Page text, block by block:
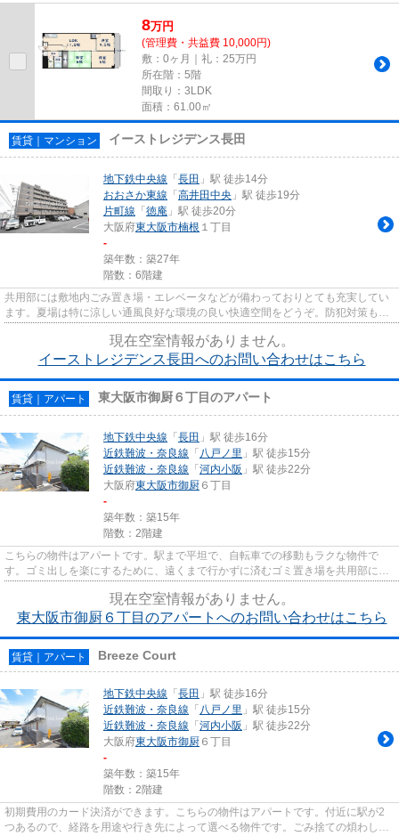
供できるマンションです。この...
8万円
(管理費・共益費 10,000円)
敷：0ヶ月｜礼：25万円
所在階：5階
間取り：3LDK
面積：61.00㎡
賃貸｜マンション イーストレジデンス長田
地下鉄中央線 「長田 」駅 徒歩14分
おおさか東線 「高井田中央 」駅 徒歩19分
片町線 「徳庵 」駅 徒歩20分
大阪府東大阪市楠根 １丁目
-
築年数：築27年
階数：6階建
共用部には敷地内ごみ置き場・エレベータなどが備わっておりとても充実してい
ます。夏場は特に涼しい通風良好な環境の良い快適空間をどうぞ。防犯対策もバ
ッチリなマンションタイプの...
現在空室情報がありません。
イーストレジデンス長田へのお問い合わせはこちら
賃貸｜アパート 東大阪市御厨６丁目のアパート
地下鉄中央線 「長田 」駅 徒歩16分
近鉄難波・奈良線 「 八戸ノ里 」駅 徒歩15分
近鉄難波・奈良線 「河内小阪 」駅 徒歩22分
大阪府東大阪市御厨 ６丁目
-
築年数：築15年
階数：2階建
こちらの物件はアパートです。駅まで平坦で、自転車での移動もラクな物件で
す。ゴミ出しを楽にするために、遠くまで行かずに済むゴミ置き場を共用部に付
けています。2駅利用可能でアク...
現在空室情報がありません。
東大阪市御厨６丁目のアパートへのお問い合わせはこちら
賃貸｜アパート Breeze Court
地下鉄中央線 「長田 」駅 徒歩16分
近鉄難波・奈良線 「 八戸ノ里 」駅 徒歩15分
近鉄難波・奈良線 「河内小阪 」駅 徒歩22分
大阪府東大阪市御厨 ６丁目
-
築年数：築15年
階数：2階建
初期費用のカード決済ができます。こちらの物件はアパートです。付近に駅が2
つあるので、経路を用途や行き先によって選べる物件です。ごみ捨ての煩わしさ